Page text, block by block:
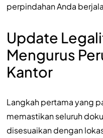
perpindahan Anda
Update
Mengurus
Kantor
Langkah pertama yang
memastikan seluruh
disesuaikan dengan